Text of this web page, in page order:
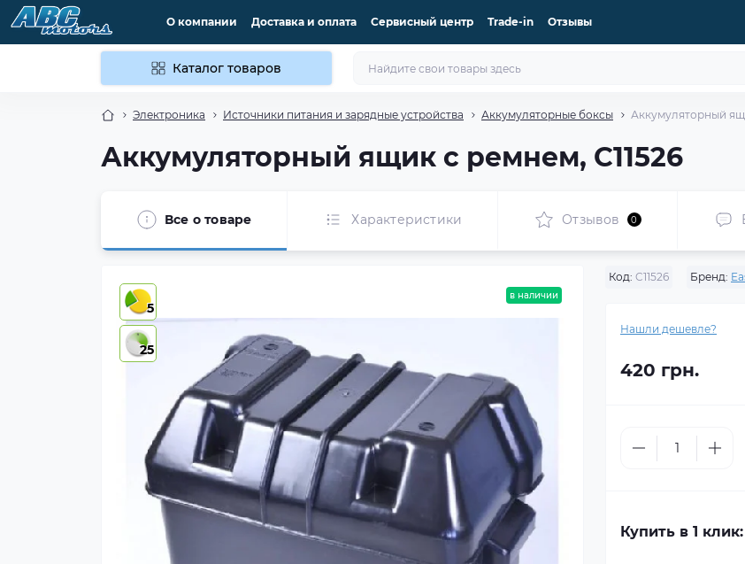
О компании Доставка и оплата Сервисный центр Trade-in Отзывы
Каталог товаров
Электроника Источники питания и зарядные устройства Аккумуляторные боксы Аккумуляторный
Аккумуляторный ящик с ремнем, C11526
Все о товаре Характеристики Отзывов 0
5
25
в наличии
Код: C11526 Бренд:
Нашли дешевле?
420 грн.
Купить в 1 клик: